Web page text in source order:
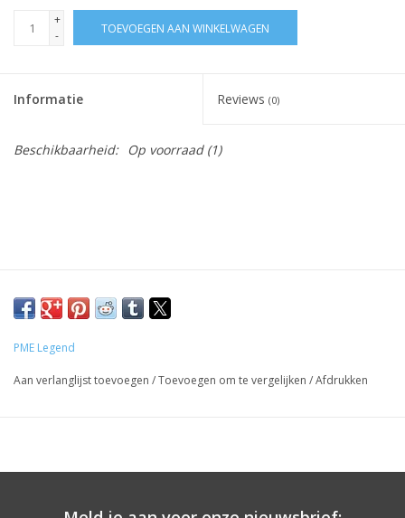
+
-
TOEVOEGEN AAN WINKELWAGEN
Informatie Reviews (0)
Beschikbaarheid: Op voorraad(1)
PME Legend
Aan verlanglijst toevoegen /Toevoegen om te vergelijken /Afdrukken